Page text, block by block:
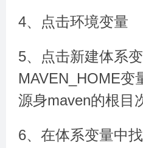
4、点击环境变量
5、点击新建体系
MAVEN_HOME变
源身maven的根目
6、在体系变量中